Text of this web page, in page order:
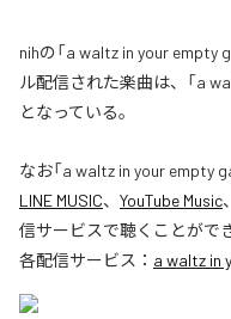
nihの「a waltz in your empty
ル配信された楽曲は、「a
となっている。
なお「a waltz in your empty
LINE MUSIC、 YouTube Music、
信サービスで聴くことがで
各配信サービス： a waltz in